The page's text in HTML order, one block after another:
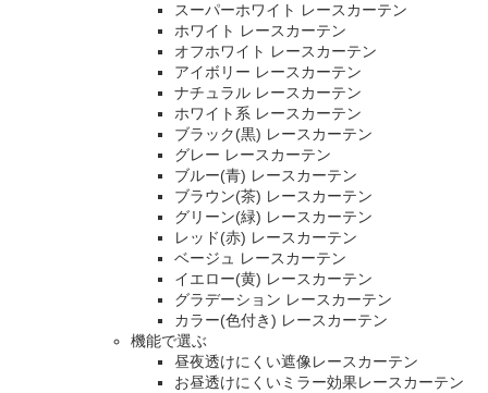
スーパーホワイト レースカーテン
ホワイト レースカーテン
オフホワイト レースカーテン
アイボリー レースカーテン
ナチュラル レースカーテン
ホワイト系 レースカーテン
ブラック(黒) レースカーテン
グレー レースカーテン
ブルー(青) レースカーテン
ブラウン(茶) レースカーテン
グリーン(緑) レースカーテン
レッド(赤) レースカーテン
ベージュ レースカーテン
イエロー(黄) レースカーテン
グラデーション レースカーテン
カラー(色付き) レースカーテン
機能で選ぶ
昼夜透けにくい遮像レースカーテン
お昼透けにくいミラー効果レースカーテン